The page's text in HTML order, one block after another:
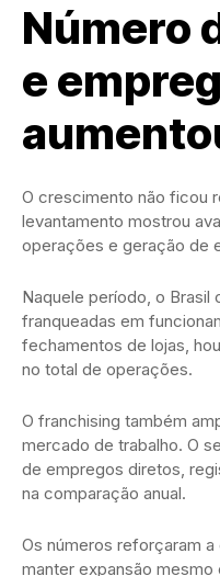
Número
e
O crescimento não ficou
levantamento mostrou
operações e geração de
Naquele período, o Brasil
franqueadas em
fechamentos de lojas,
no total de operações.
O franchising também
mercado de trabalho. O
de empregos diretos,
na comparação anual.
Os números reforçaram
manter expansão